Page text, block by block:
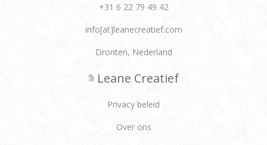
+31 6 22 79 49 42
info[at]leanecreatief.com
Dronten, Nederland
Leane Creatief
Privacy beleid
Over ons